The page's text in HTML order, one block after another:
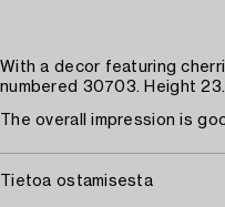
With a decor featuring
numbered 30703. Height
The overall impression is
Tietoa ostamisesta